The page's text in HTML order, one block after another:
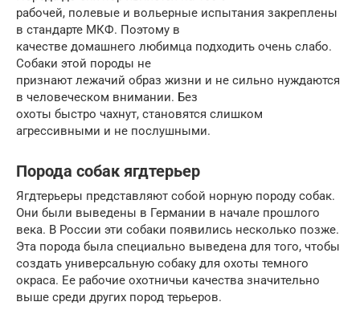
рабочей, полевые и вольерные испытания закреплены
в стандарте МКФ. Поэтому в
качестве домашнего любимца подходить очень слабо.
Собаки этой породы не
признают лежачий образ жизни и не сильно нуждаются
в человеческом внимании. Без
охоты быстро чахнут, становятся слишком
агрессивными и не послушными.
Порода собак ягдтерьер
Ягдтерьеры представляют собой норную породу собак.
Они были выведены в Германии в начале прошлого
века. В России эти собаки появились несколько позже.
Эта порода была специально выведена для того, чтобы
создать универсальную собаку для охоты темного
окраса. Ее рабочие охотничьи качества значительно
выше среди других пород терьеров.